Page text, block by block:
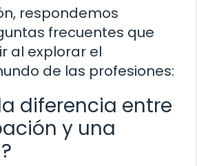
respondemos
frecuentes que
al explorar el
de las profesiones:
diferencia entre
y una